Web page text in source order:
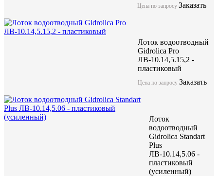
Цена по запросуЗаказать
Лоток водоотводный
Gidrolica Pro
ЛВ-10.14,5.15,2 -
пластиковый
Цена по запросу Заказать
Лоток
водоотводный
Gidrolica Standart
Plus
ЛВ-10.14,5.06 -
пластиковый
(усиленный)